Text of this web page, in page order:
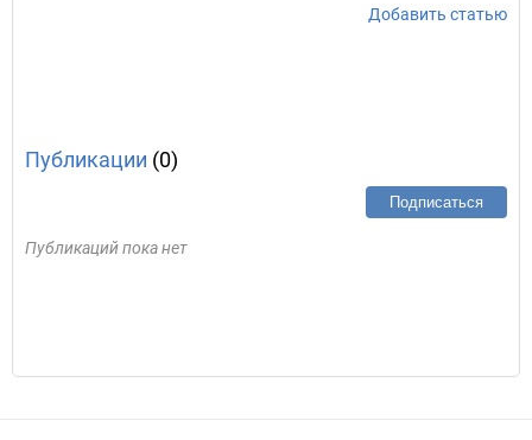
Добавить статью
Публикации (0)
Подписаться
Публикаций пока нет